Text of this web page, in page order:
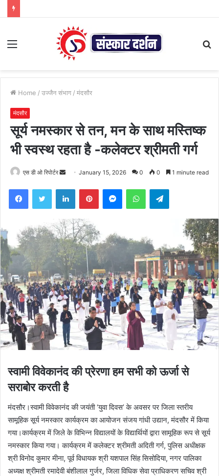
Menu
Home / उज्जैन संभाग / मंदसौर
मंदसौर
सूर्य नमस्कार से तन, मन के साथ मस्तिष्क
भी स्वस्थ रहता है -कलेक्टर श्रीमती गर्ग
एस डी ओ रिपोर्टर
Send January 15, 2026 0 0 1 minute read
FacebookTwitter LinkedInPinterestMessengerWhatsAppTelegram
स्वामी विवेकानंद की प्रेरणा हम सभी को ऊर्जा से
सराबोर करती है
मंदसौर।स्वामी विवेकानंद की जयंती ‘युवा दिवस’ के अवसर पर जिला स्तरीय
सामूहिक सूर्य नमस्कार कार्यक्रम का आयोजन संजय गांधी उद्यान, मंदसौर में किया
गया।कार्यक्रम में जिले के विभिन्न विद्यालयों के विद्यार्थियों द्वारा सामूहिक रूप से सूर्य
नमस्कार किया गया। कार्यक्रम में कलेक्टर श्रीमती अदिती गर्ग, पुलिस अधीक्षक
श्री विनोद कुमार मीना, पूर्व विधायक श्री यशपाल सिंह सिसोदिया, नगर पालिका
अध्यक्ष श्रीमती रमादेवी बंशीलाल गुर्जर, जिला विधिक सेवा प्राधिकरण सचिव श्री